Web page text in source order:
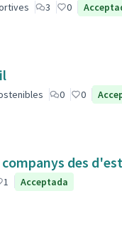
3 0
0 0
des
1 Acceptada